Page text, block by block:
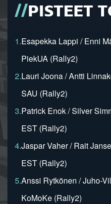
PISTEET
1.Esapekka Lappi / Enni
PiekUA (Rally2)
2.Lauri Joona / Antti
SAU (Rally2)
3.Patrick Enok / Silver
EST (Rally2)
4.Jaspar Vaher / Rait
EST (Rally2)
5.Anssi Rytkönen / Juho-
KoMoKe (Rally2)